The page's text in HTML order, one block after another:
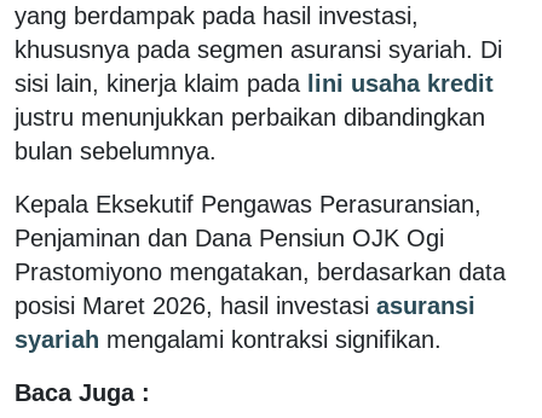
yang berdampak pada hasil investasi,
khususnya pada segmen asuransi syariah. Di
sisi lain, kinerja klaim pada lini usaha kredit
justru menunjukkan perbaikan dibandingkan
bulan sebelumnya.
Kepala Eksekutif Pengawas Perasuransian,
Penjaminan dan Dana Pensiun OJK Ogi
Prastomiyono mengatakan, berdasarkan data
posisi Maret 2026, hasil investasi asuransi
syariah mengalami kontraksi signifikan.
Baca Juga :